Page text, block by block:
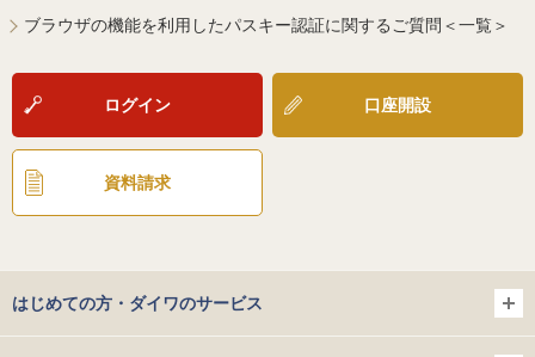
ブラウザの機能を利用したパスキー認証に関するご質問＜一覧＞
ログイン 口座開設
資料請求
はじめての方・ダイワのサービス